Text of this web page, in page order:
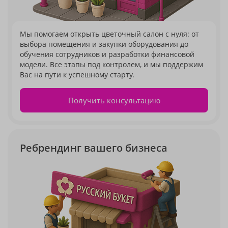
Мы помогаем открыть цветочный салон с нуля: от
выбора помещения и закупки оборудования до
обучения сотрудников и разработки финансовой
модели. Все этапы под контролем, и мы поддержим
Вас на пути к успешному старту.
Получить консультацию
Ребрендинг вашего бизнеса